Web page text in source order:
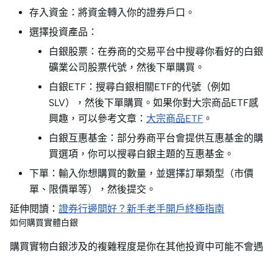
存入資金：將資金轉入你的證券戶口。
選擇投資產品：
白銀股票：在券商的交易平台中搜尋你看好的白銀
礦業公司股票代號，然後下單購買。
白銀ETF：搜尋白銀相關ETF的代號（例如
SLV），然後下單購買。如果你對大宗商品ETF感
興趣，可以參考文章： 大宗商品ETF 。
白銀互惠基金：部分券商平台會提供互惠基金的購
買選項，你可以搜尋白銀主題的互惠基金。
下單：輸入你想購買的數量，並選擇訂單類型（市價
單、限價單等），然後提交。
延伸閱讀： 證券行邊間好？新手老手開戶終極指南
如何購買實體白銀
購買實物白銀涉及的複雜程度是你在其他投資中可能不會遇